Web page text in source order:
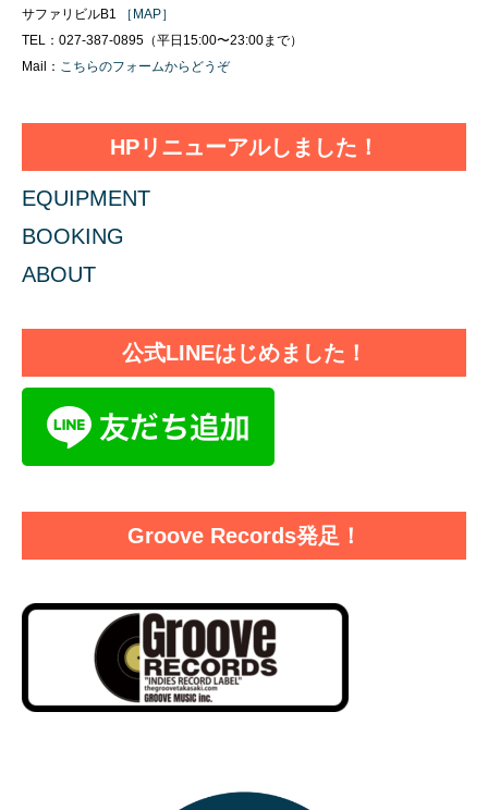
サファリビルB1 ［MAP］
TEL：027-387-0895（平日15:00〜23:00まで）
Mail： こちらのフォームからどうぞ
HPリニューアルしました！
EQUIPMENT
BOOKING
ABOUT
公式LINEはじめました！
Groove Records発足！